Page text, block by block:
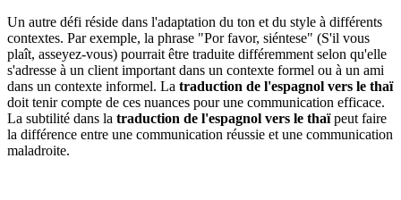
Un autre défi réside dans l'adaptation du ton et du style à différents
contextes. Par exemple, la phrase "Por favor, siéntese" (S'il vous
plaît, asseyez-vous) pourrait être traduite différemment selon qu'elle
s'adresse à un client important dans un contexte formel ou à un ami
dans un contexte informel. La traduction de l'espagnol vers le thaï
doit tenir compte de ces nuances pour une communication efficace.
La subtilité dans la traduction de l'espagnol vers le thaïpeut faire
la différence entre une communication réussie et une communication
maladroite.